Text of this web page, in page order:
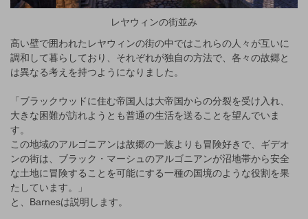
レヤウィンの街並み
高い壁で囲われたレヤウィンの街の中ではこれらの人々が互いに
調和して暮らしており、それぞれが独自の方法で、各々の故郷と
は異なる考えを持つようになりました。
「ブラックウッドに住む帝国人は大帝国からの分裂を受け入れ、
大きな困難が訪れようとも普通の生活を送ることを望んでいま
す。
この地域のアルゴニアンは故郷の一族よりも冒険好きで、ギデオ
ンの街は、ブラック・マーシュのアルゴニアンが沼地帯から安全
な土地に冒険することを可能にする一種の国境のような役割を果
たしています。」
と、Barnesは説明します。